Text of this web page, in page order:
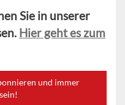
Sie in unserer
Hier geht es zum
und immer